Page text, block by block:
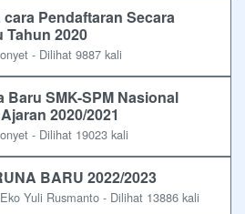
Pendaftaran Secara
Tahun 2020
- Dilihat 9887 kali
Baru SMK-SPM Nasional
2020/2021
- Dilihat 19023 kali
BARU 2022/2023
Yuli Rusmanto - Dilihat 13886 kali